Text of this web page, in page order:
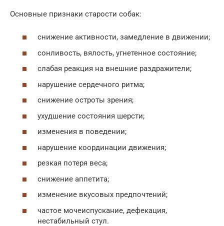
Основные признаки старости собак:
снижение активности, замедление в движении;
сонливость, вялость, угнетенное состояние;
слабая реакция на внешние раздражители;
нарушение сердечного ритма;
снижение остроты зрения;
ухудшение состояния шерсти;
изменения в поведении;
нарушение координации движения;
резкая потеря веса;
снижение аппетита;
изменение вкусовых предпочтений;
частое мочеиспускание, дефекация,
нестабильный стул.